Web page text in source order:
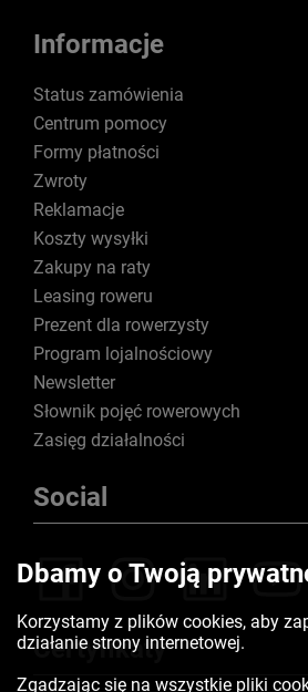
Informacje
Status zamówienia
Centrum pomocy
Formy płatności
Zwroty
Reklamacje
Koszty wysyłki
Zakupy na raty
Leasing roweru
Prezent dla rowerzysty
Program lojalnościowy
Newsletter
Słownik pojęć rowerowych
Zasięg działalności
Social
Certyfikaty
Dbamy o Twoją
Korzystamy z plików cookies, aby
działanie strony internetowej.
Zgadzając się na wszystkie pliki